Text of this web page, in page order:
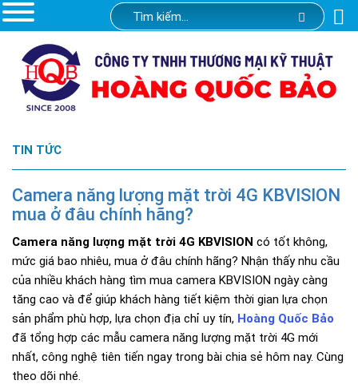
TIN TỨC
Camera năng lượng mặt trời 4G KBVISION
mua ở đâu chính hãng?
Camera năng lượng mặt trời 4G KBVISION có tốt không,
mức giá bao nhiêu, mua ở đâu chính hãng? Nhận thấy nhu cầu
của nhiều khách hàng tìm mua camera KBVISION ngày càng
tăng cao và để giúp khách hàng tiết kiệm thời gian lựa chọn
sản phẩm phù hợp, lựa chọn địa chỉ uy tín, Hoàng Quốc Bảo
đã tổng hợp các mẫu camera năng lượng mặt trời 4G mới
nhất, công nghệ tiên tiến ngay trong bài chia sẻ hôm nay. Cùng
theo dõi nhé.